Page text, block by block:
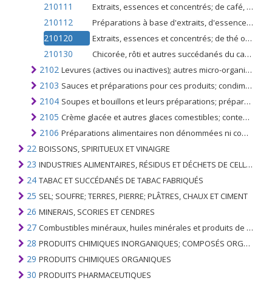
210111 Extraits, essences et concentrés; de café, et préparations à base de ces extraits, essences ou concentrés ou à base de café
210112 Préparations à base d'extraits, d'essences ou de concentrés ou à base de café
210120 Extraits, essences et concentrés; de thé ou de maté, et préparations à base de ces extraits, essences ou concentrés ou à base de thé ou de maté
210130 Chicorée, rôti et autres succédanés du café torréfiés; extraits, essences et concentrés de ceux-ci
2102 Levures (actives ou inactives); autres micro-organismes monocellulaires morts (à l'exclusion des vaccins du n ° 3002); poudres à lever préparées
2103 Sauces et préparations pour ces produits; condiments et assaisonnements mélangés, farine et moutarde de moutarde et moutarde préparée
2104 Soupes et bouillons et leurs préparations; préparations alimentaires composites homogénéisées
2105 Crème glacée et autres glaces comestibles; contenant ou non du cacao
2106 Préparations alimentaires non dénommées ni comprises ailleurs
22 BOISSONS, SPIRITUEUX ET VINAIGRE
23 INDUSTRIES ALIMENTAIRES, RÉSIDUS ET DÉCHETS DE CELLES-CI; FOURRAGE ANIMAL PRÉPARÉ
24 TABAC ET SUCCÉDANÉS DE TABAC FABRIQUÉS
25 SEL; SOUFRE; TERRES, PIERRE; PLÂTRES, CHAUX ET CIMENT
26 MINERAIS, SCORIES ET CENDRES
27 Combustibles minéraux, huiles minérales et produits de leur distillation; SUBSTANCES BITUMINEUSES; CIRES MINÉRALES
28 PRODUITS CHIMIQUES INORGANIQUES; COMPOSÉS ORGANIQUES ET INORGANIQUES DE MÉTAUX PRÉCIEUX; DE MÉTAUX DES TERRES RARES, D'ÉLÉMENTS RADIOACTIFS ET D'ISOTOPES
29 PRODUITS CHIMIQUES ORGANIQUES
30 PRODUITS PHARMACEUTIQUES